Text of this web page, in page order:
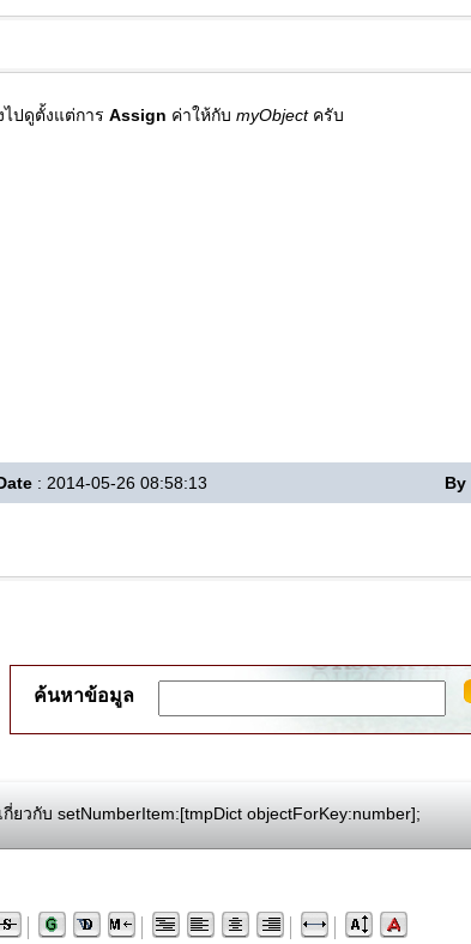
ไปดูตั้งแต่การ Assign ค่าให้กับ myObject ครับ
: 2014-05-26 08:58:13 By
ค้นหาข้อมูล
กี่ยวกับ setNumberItem:[tmpDict objectForKey:number];